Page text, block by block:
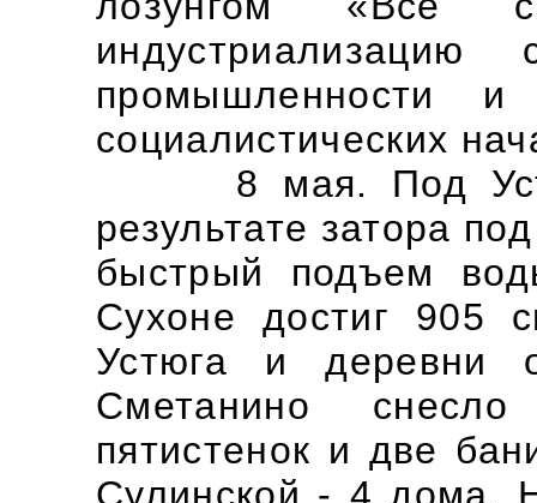
промышленности и
социалистических
8 мая. Под
результате затора
быстрый подъем
Сухоне достиг 905
Устюга и деревни
Сметанино
пятистенок и две
Сулинской - 4 дома.